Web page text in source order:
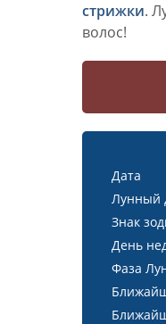
стрижки.
волос!
Дата
Лунный
Знак
День
Фаза